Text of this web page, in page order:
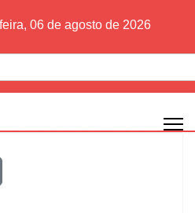
06 de agosto de 2026